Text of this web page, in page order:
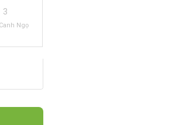
3
Ngọ